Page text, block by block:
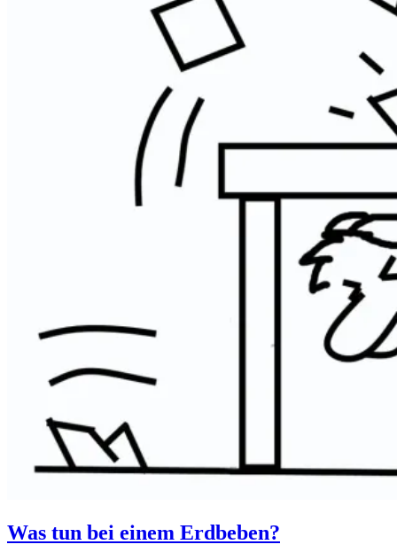
Was tun bei einem Erdbeben?